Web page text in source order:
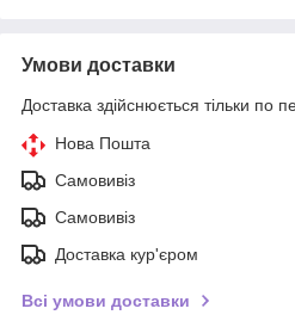
Умови доставки
Доставка здійснюється тільки по
Нова Пошта
Самовивіз
Самовивіз
Доставка кур'єром
Всі умови доставки